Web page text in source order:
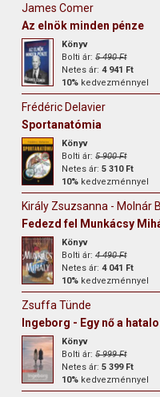
James Comer
Az elnök minden pénze
Könyv
Bolti ár:5 490 Ft
Netes ár:4 941 Ft
10% kedvezménnyel
Frédéric Delavier
Sportanatómia
Könyv
Bolti ár:5 900 Ft
Netes ár:5 310 Ft
10% kedvezménnyel
Király Zsuzsanna - Molnár
Fedezd fel Munkácsy
Könyv
Bolti ár:4 490 Ft
Netes ár:4 041 Ft
10% kedvezménnyel
Zsuffa Tünde
Ingeborg - Egy nő a
Könyv
Bolti ár:5 999 Ft
Netes ár:5 399 Ft
10% kedvezménnyel